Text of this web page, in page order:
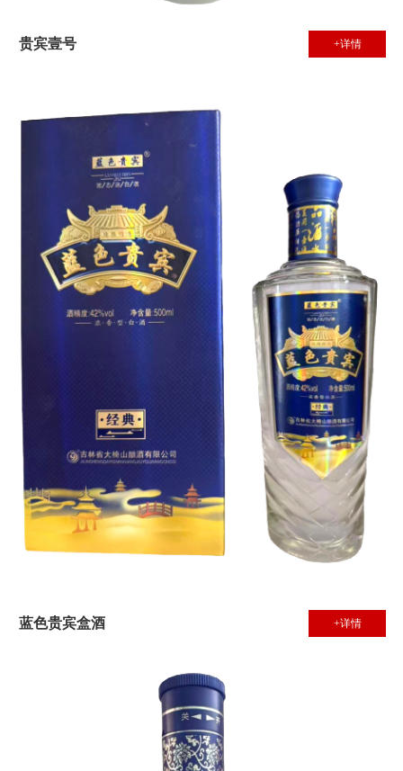
贵宾壹号 +详情
蓝色贵宾盒酒 +详情